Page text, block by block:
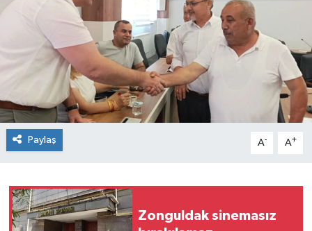
Paylaş A- A+
Zonguldak sinemasız
YAŞAM
Zonguldak